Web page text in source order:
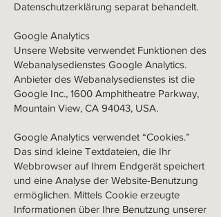
Datenschutzerklärung separat behandelt.
Google Analytics
Unsere Website verwendet Funktionen des
Webanalysedienstes Google Analytics.
Anbieter des Webanalysedienstes ist die
Google Inc., 1600 Amphitheatre Parkway,
Mountain View, CA 94043, USA.
Google Analytics verwendet “Cookies.”
Das sind kleine Textdateien, die Ihr
Webbrowser auf Ihrem Endgerät speichert
und eine Analyse der Website-Benutzung
ermöglichen. Mittels Cookie erzeugte
Informationen über Ihre Benutzung unserer